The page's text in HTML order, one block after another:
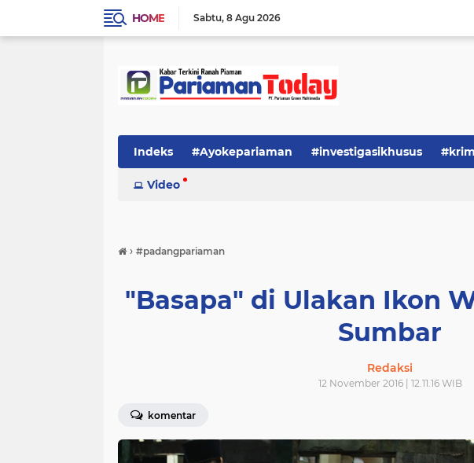
HOME Sabtu 8 Agu 2026
Indeks #Ayokepariaman #investigasikhusus
Video
› #padangpariaman
"Basapa" di Ulakan Ikon
Sumbar
Redaksi
12 November 2016 | 12.11.16 WIB
komentar